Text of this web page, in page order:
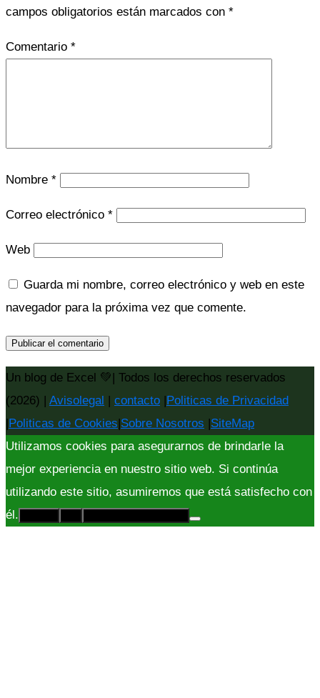
campos obligatorios están marcados con *
Comentario *
Nombre *
Correo electrónico *
Web
Guarda mi nombre, correo electrónico y web en este
navegador para la próxima vez que comente.
Un blog de Excel 💚| Todos los derechos reservados
(2026) | Avisolegal | contacto |Politicas de Privacidad
|Politicas de Cookies|Sobre Nosotros |SiteMap
Utilizamos cookies para asegurarnos de brindarle la
mejor experiencia en nuestro sitio web. Si continúa
utilizando este sitio, asumiremos que está satisfecho con
él.